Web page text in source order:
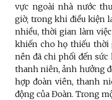
vực ngoài nhà nước
giờ; trong khi điều kiện
nhiều, thời gian làm
khiến cho họ thiếu thời
nên đã chi phối đến sức
thanh niên, ảnh hưởng
hợp đoàn viên, thanh
động của Đoàn. Trong